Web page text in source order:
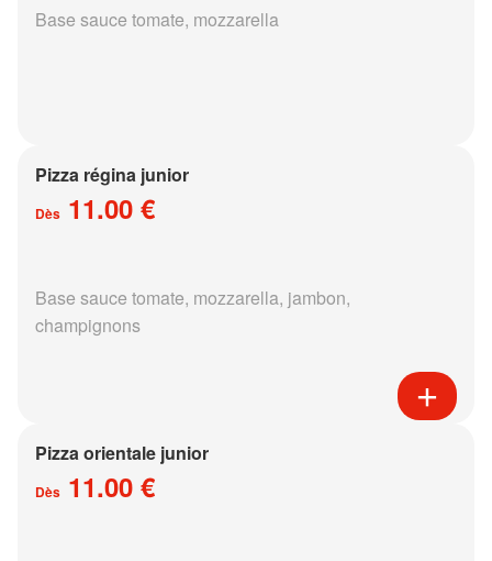
Base sauce tomate, mozzarella
Pizza régina junior
Dès 11.00 €
Base sauce tomate, mozzarella, jambon,
champignons
Pizza orientale junior
Dès 11.00 €